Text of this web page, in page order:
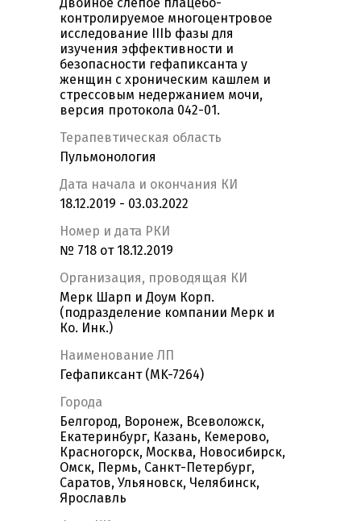
Двойное слепое плацебо-
контролируемое многоцентровое
исследование IIIb фазы для
изучения эффективности и
безопасности гефапиксанта у
женщин с хроническим кашлем и
стрессовым недержанием мочи,
версия протокола 042-01.
Терапевтическая область
Пульмонология
Дата начала и окончания КИ
18.12.2019 - 03.03.2022
Номер и дата РКИ
№ 718 от 18.12.2019
Организация, проводящая КИ
Мерк Шарп и Доум Корп.
(подразделение компании Мерк и
Ко. Инк.)
Наименование ЛП
Гефапиксант (MK-7264)
Города
Белгород, Воронеж, Всеволожск,
Екатеринбург, Казань, Кемерово,
Красногорск, Москва, Новосибирск,
Омск, Пермь, Санкт-Петербург,
Саратов, Ульяновск, Челябинск,
Ярославль